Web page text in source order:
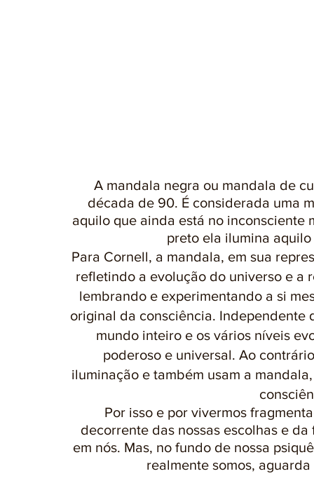
A mandala negra ou mandala de
década de 90. É considerada uma
aquilo que ainda está no
preto ela ilumina
Para Cornell, a mandala, em sua
refletindo a evolução do universo e a
lembrando e experimentando a si
original da consciência.
mundo inteiro e os vários níveis
poderoso e universal. Ao
iluminação e também usam a
Por isso e por vivermos
decorrente das nossas escolhas e
em nós. Mas, no fundo de nossa
realmente somos,